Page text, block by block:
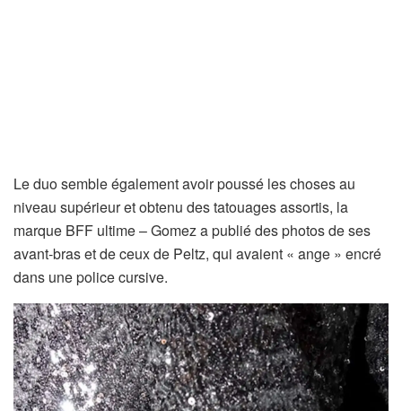
Le duo semble également avoir poussé les choses au
niveau supérieur et obtenu des tatouages ​​​​assortis, la
marque BFF ultime – Gomez a publié des photos de ses
avant-bras et de ceux de Peltz, qui avaient « ange » encré
dans une police cursive.